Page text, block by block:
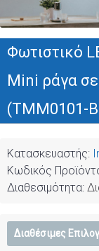
Φωτιστικό
Mini ράγα
(TMM0101-
Κατασκευαστής:
Κωδικός
Διαθεσιμότητα:
Διαθέσιμες